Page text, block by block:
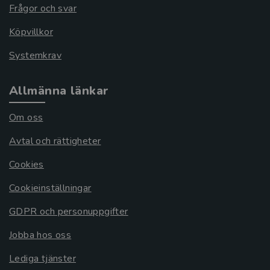
Frågor och svar
Köpvillkor
Systemkrav
Allmänna länkar
Om oss
Avtal och rättigheter
Cookies
Cookieinställningar
GDPR och personuppgifter
Jobba hos oss
Lediga tjänster